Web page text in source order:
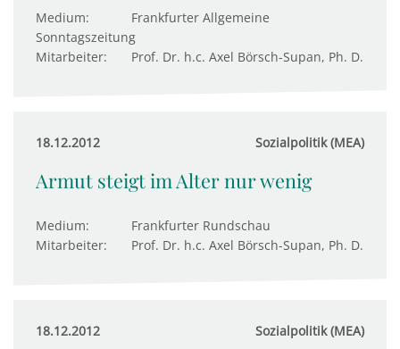
Medium:
Frankfurter Allgemeine
Sonntagszeitung
Mitarbeiter:
Prof. Dr. h.c. Axel Börsch-Supan, Ph. D.
18.12.2012 Sozialpolitik (MEA)
Armut steigt im Alter nur wenig
Medium:
Frankfurter Rundschau
Mitarbeiter:
Prof. Dr. h.c. Axel Börsch-Supan, Ph. D.
18.12.2012 Sozialpolitik (MEA)